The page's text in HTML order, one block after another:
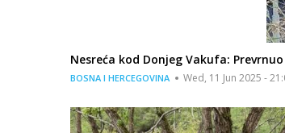
Nesreća kod Donjeg Vakufa:
BOSNA I HERCEGOVINA Wed, 11 Jun 2025 -